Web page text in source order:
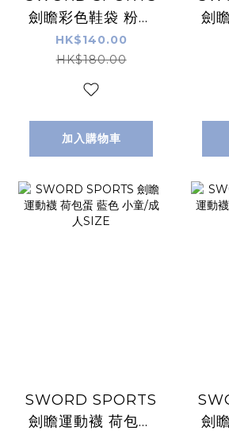
劍瞻彩色鞋袋 粉紅
色
HK$140.00
HK$180.00
加入購物車
劍
綠
SWORD SPORTS
劍瞻運動襪 荷包蛋
劍